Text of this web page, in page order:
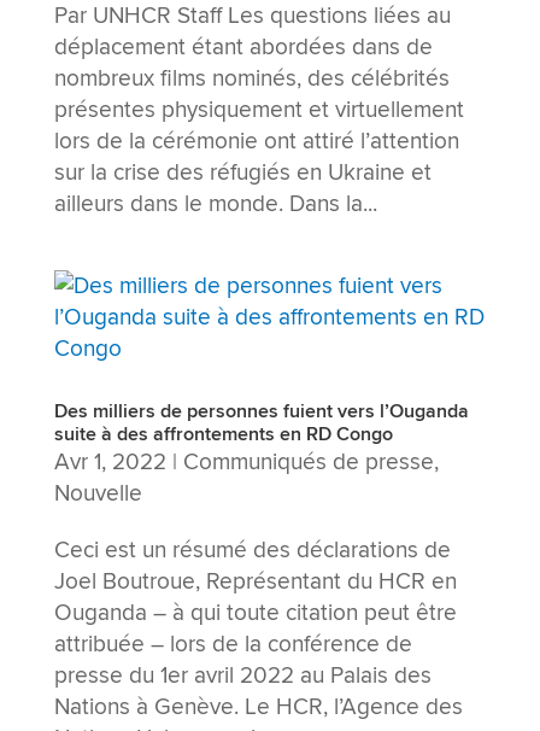
Par UNHCR Staff Les questions liées au
déplacement étant abordées dans de
nombreux films nominés, des célébrités
présentes physiquement et virtuellement
lors de la cérémonie ont attiré l’attention
sur la crise des réfugiés en Ukraine et
ailleurs dans le monde. Dans la...
Des milliers de personnes fuient vers l’Ouganda
suite à des affrontements en RD Congo
Avr 1, 2022 | Communiqués de presse,
Nouvelle
Ceci est un résumé des déclarations de
Joel Boutroue, Représentant du HCR en
Ouganda – à qui toute citation peut être
attribuée – lors de la conférence de
presse du 1er avril 2022 au Palais des
Nations à Genève. Le HCR, l’Agence des